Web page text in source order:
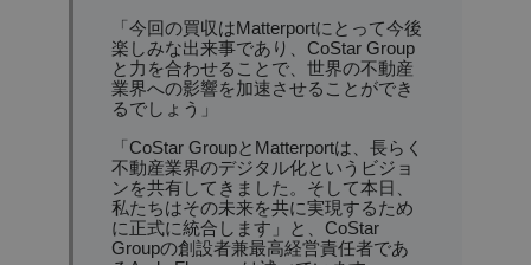
「今回の買収はMatterportにとって今後
楽しみな出来事であり、CoStar Group
と力を合わせることで、世界の不動産
業界への影響を加速させることができ
るでしょう」
「CoStar GroupとMatterportは、長らく
不動産業界のデジタル化というビジョ
ンを共有してきました。そして本日、
私たちはその未来を共に実現するため
に正式に統合します」と、CoStar
Groupの創設者兼最高経営責任者であ